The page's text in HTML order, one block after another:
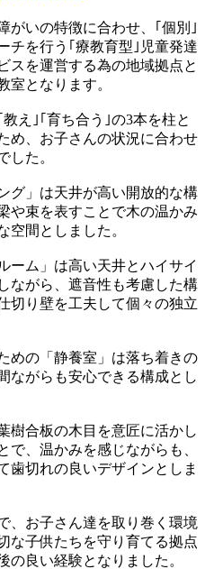
がいの特徴に合わせ、
｢個別｣
チを行う｢療教育型｣児童発達
スを運営する為の地域拠点と
室となります。
教え｣ ｢育ち合う｣の3本を柱と
め、お子さんの状況に合わせ
した。
グ」は天井が高い開放的な構
や束を表すことで木の温かみ
空間としました。
ーム」は高い天井とハイサイ
ながら、遮音性も考慮した構
切り壁を工夫して個々の独立
めの「静養室」は落ち着きの
ながらも安心できる構成とし
樹合板の木目を意匠に活かし
で、温かみを感じながらも、
歯切れの良いデザインとしま
、お子さん達を取り巻く環境
な子供たちを守り育てる拠点
の良い経験となりました。